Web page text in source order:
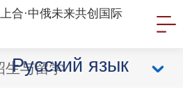
Русский язык
生与留学